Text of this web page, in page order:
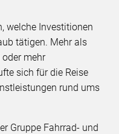
welche Investitionen
tätigen. Mehr als
oder mehr
sich für die Reise
rund ums
Gruppe Fahrrad- und